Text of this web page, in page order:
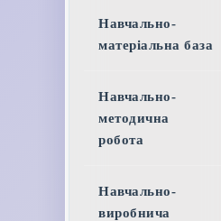
Навчально-
матеріальна база
Навчально-
методична
робота
Навчально-
виробнича